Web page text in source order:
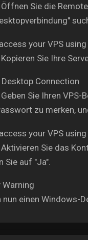
Öffnen Sie die
Kopieren Sie Ihre
Geben Sie Ihren
zu merken,
Aktivieren Sie das
Sie auf "Ja".
nun einen Windows-